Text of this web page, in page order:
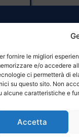
fornire le migliori
e/o accedere
ci permetterà di
su questo sito. Non
alcune caratteristiche e
Accetta
Legale:
Di Udine 144
Campoformido (Ud)